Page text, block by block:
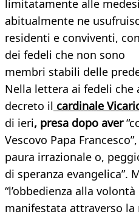
limitatamente alle
abitualmente ne
residenti e conviventi,
dei fedeli che non sono
membri stabili delle
Nella lettera ai fedeli che
decreto il cardinale
di ieri, presa dopo aver
Vescovo Papa
paura irrazionale o,
di speranza evangelica”.
“l’obbedienza alla volontà
manifestata attraverso